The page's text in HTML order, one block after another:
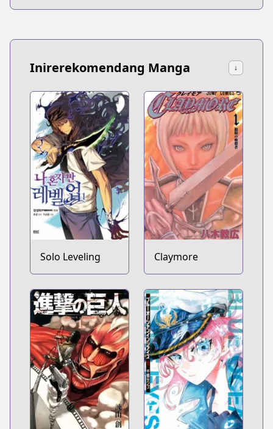
Inirerekomendang Manga ↓
Solo Leveling Claymore